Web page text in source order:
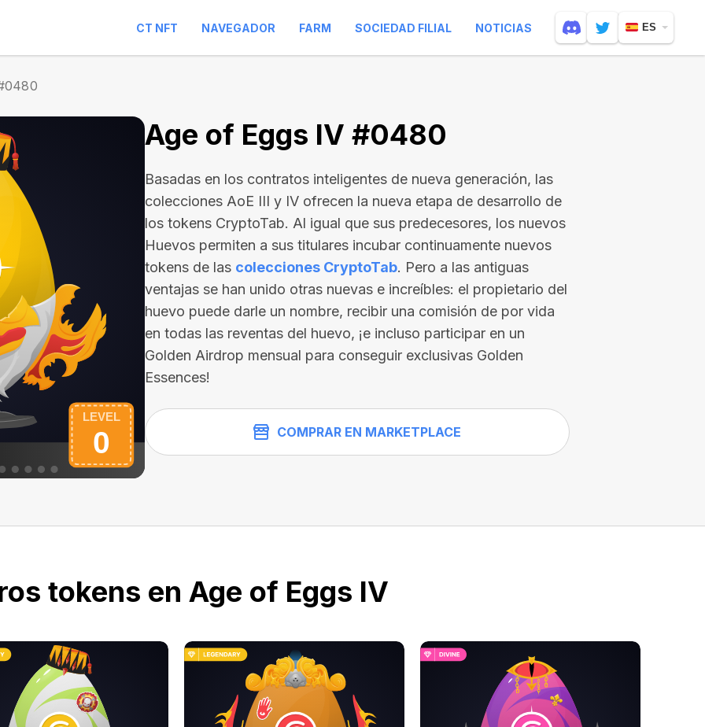
CT NFT NAVEGADOR FARM SOCIEDAD FILIAL NOTICIAS ES
Age of Eggs IV #0480
Basadas en los contratos inteligentes de nueva generación, las
colecciones AoE III y IV ofrecen la nueva etapa de desarrollo de
los tokens CryptoTab. Al igual que sus predecesores, los nuevos
Huevos permiten a sus titulares incubar continuamente nuevos
tokens de las colecciones CryptoTab. Pero a las antiguas
ventajas se han unido otras nuevas e increíbles: el propietario del
huevo puede darle un nombre, recibir una comisión de por vida
en todas las reventas del huevo, ¡e incluso participar en un
Golden Airdrop mensual para conseguir exclusivas Golden
Essences!
COMPRAR EN MARKETPLACE
tokens en Age of Eggs IV